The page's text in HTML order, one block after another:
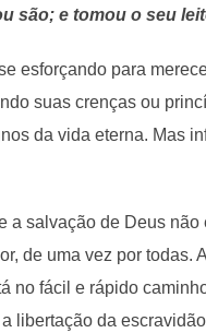
são; e tomou o seu
esforçando para
suas crenças ou
da vida eterna. Mas
a salvação de Deus
de uma vez por
no fácil e rápido
libertação da